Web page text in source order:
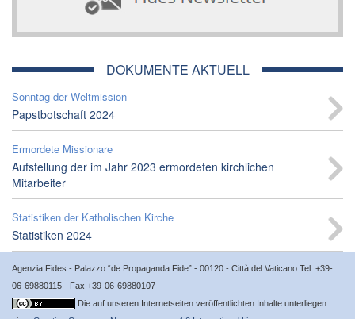
DOKUMENTE AKTUELL
Sonntag der Weltmission
Papstbotschaft 2024
Ermordete Missionare
Aufstellung der im Jahr 2023 ermordeten kirchlichen
Mitarbeiter
Statistiken der Katholischen Kirche
Statistiken 2024
Agenzia Fides - Palazzo “de Propaganda Fide” - 00120 - Città del Vaticano Tel. +39-
06-69880115 - Fax +39-06-69880107
Die auf unseren Internetseiten veröffentlichten Inhalte unterliegen